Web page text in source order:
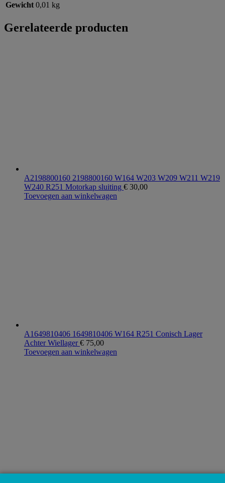
Gewicht 0,01 kg
Gerelateerde producten
A2198800160 2198800160 W164 W203 W209 W211 W219
W240 R251 Motorkap sluiting € 30,00
Toevoegen aan winkelwagen
A1649810406 1649810406 W164 R251 Conisch Lager
Achter Wiellager€ 75,00
Toevoegen aan winkelwagen